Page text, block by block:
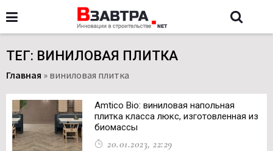
ТЕГ: ВИНИЛОВАЯ ПЛИТКА
Главная » виниловая плитка
Amtico Bio: виниловая напольная
плитка класса люкс, изготовленная из
биомассы
20.01.2023, 22:29